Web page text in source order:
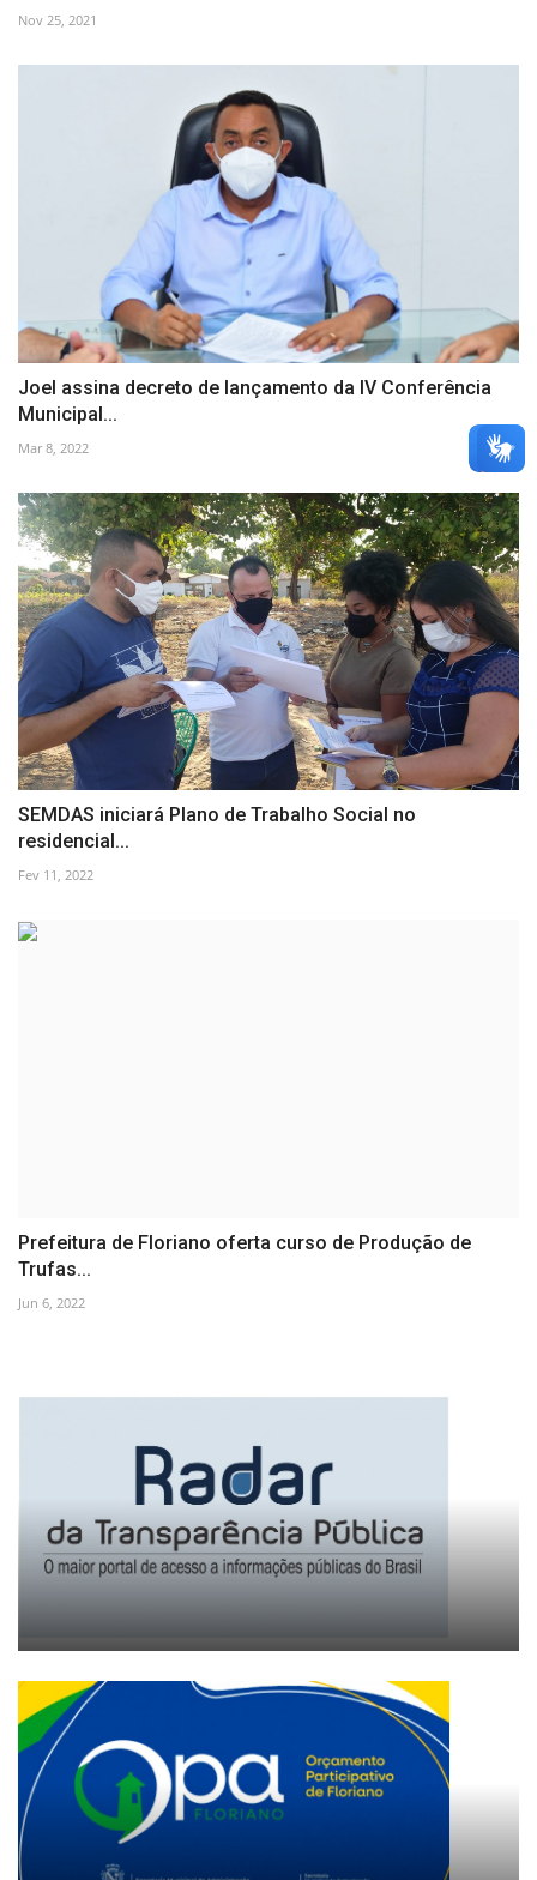
Nov 25, 2021
Joel assina decreto de lançamento da IV Conferência
Municipal...
Mar 8, 2022
SEMDAS iniciará Plano de Trabalho Social no
residencial...
Fev 11, 2022
Prefeitura de Floriano oferta curso de Produção de
Trufas...
Jun 6, 2022